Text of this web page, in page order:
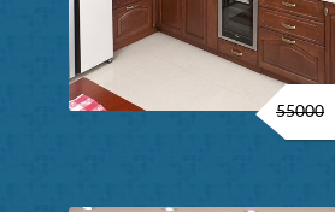
55000